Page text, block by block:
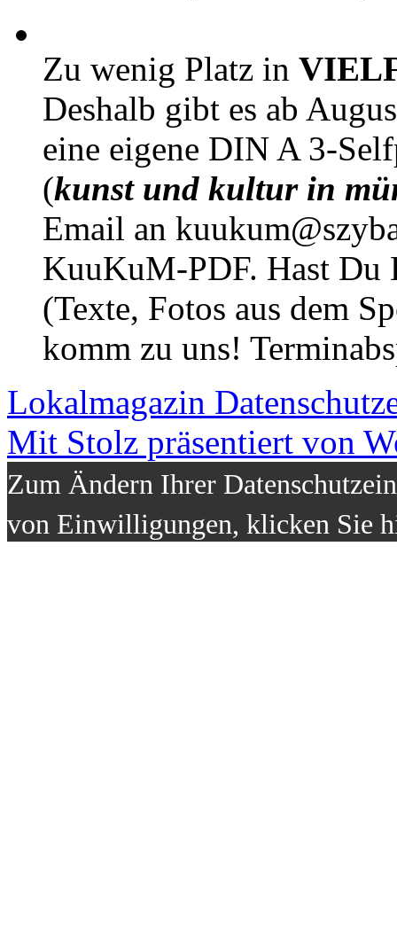
Zu wenig Platz in
Deshalb gibt es ab
eine eigene DIN A 3-
(kunst und kultur in
Email an
KuuKuM-PDF. Hast Du
(Texte, Fotos aus dem
komm zu uns!
Lokalmagazin
Mit Stolz präsentiert von
Zum Ändern Ihrer
von Einwilligungen, klicken Sie